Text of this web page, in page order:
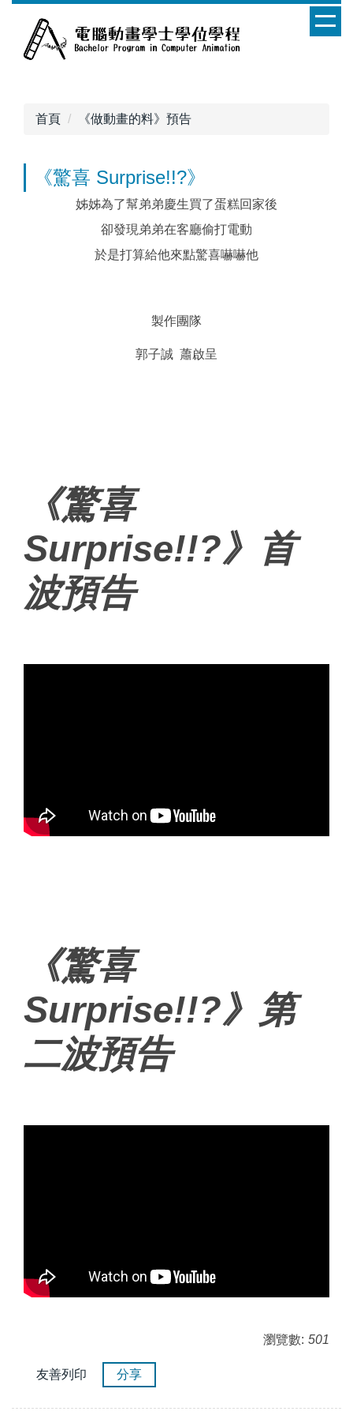
首頁 《做動畫的料》預告
《驚喜 Surprise!!?》
姊姊為了幫弟弟慶生買了蛋糕回家後
卻發現弟弟在客廳偷打電動
於是打算給他來點驚喜嚇嚇他
製作團隊
郭子誠 蕭啟呈
《驚喜
Surprise!!?》首
波預告
《驚喜
Surprise!!?》第
二波預告
瀏覽數: 501
友善列印 分享